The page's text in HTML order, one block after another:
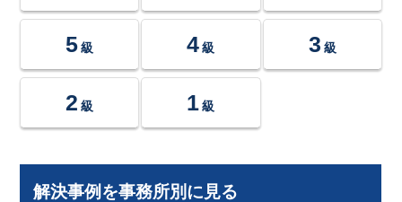
5 級 4 級 3 級
2 級 1 級
解決事例を事務所別に見る